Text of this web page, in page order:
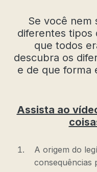
Se você nem
diferentes tipos
que todos
descubra os
e de que forma
Assista ao
A origem do
consequências